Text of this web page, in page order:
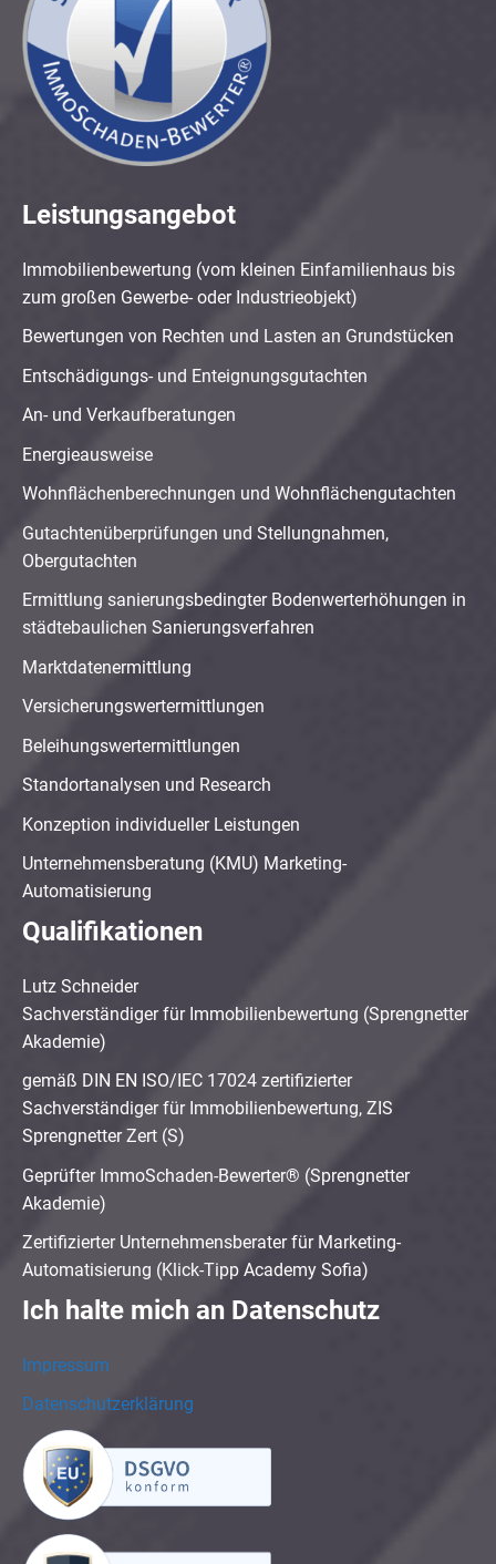
Leistungsangebot
Immobilienbewertung (vom kleinen Einfamilienhaus bis
zum großen Gewerbe- oder Industrieobjekt)
Bewertungen von Rechten und Lasten an Grundstücken
Entschädigungs- und Enteignungsgutachten
An- und Verkaufberatungen
Energieausweise
Wohnflächenberechnungen und Wohnflächengutachten
Gutachtenüberprüfungen und Stellungnahmen,
Obergutachten
Ermittlung sanierungsbedingter Bodenwerterhöhungen in
städtebaulichen Sanierungsverfahren
Marktdatenermittlung
Versicherungswertermittlungen
Beleihungswertermittlungen
Standortanalysen und Research
Konzeption individueller Leistungen
Unternehmensberatung (KMU) Marketing-
Automatisierung
Qualifikationen
Lutz Schneider
Sachverständiger für Immobilienbewertung (Sprengnetter
Akademie)
gemäß DIN EN ISO/IEC 17024 zertifizierter
Sachverständiger für Immobilienbewertung, ZIS
Sprengnetter Zert (S)
Geprüfter ImmoSchaden-Bewerter® (Sprengnetter
Akademie)
Zertifizierter Unternehmensberater für Marketing-
Automatisierung (Klick-Tipp Academy Sofia)
Ich halte mich an Datenschutz
Impressum
Datenschutzerklärung